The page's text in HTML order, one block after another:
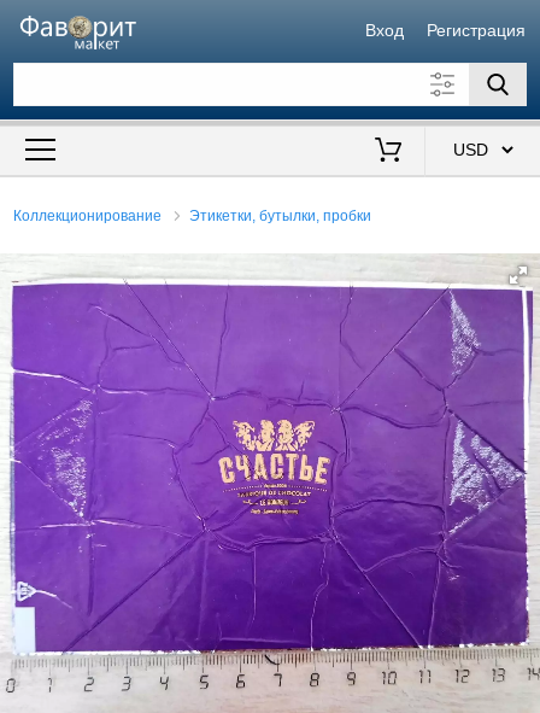
Вход Регистрация
Искать также в описании
Коллекционирование Этикетки, бутылки, пробки